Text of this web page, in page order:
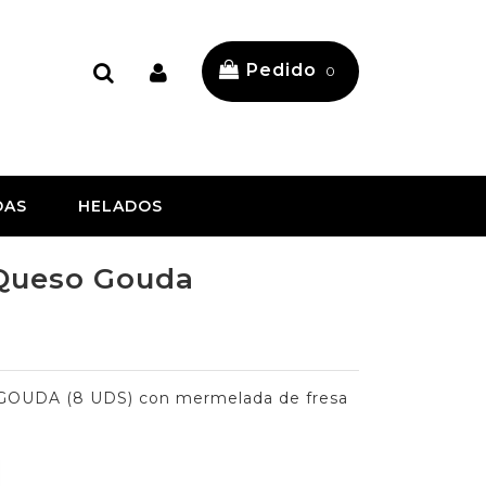
Pedido 0
HELADOS
Gouda
(8 UDS) con mermelada de fresa